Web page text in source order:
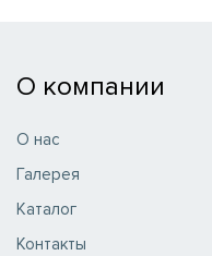
О компании
О нас
Галерея
Каталог
Контакты